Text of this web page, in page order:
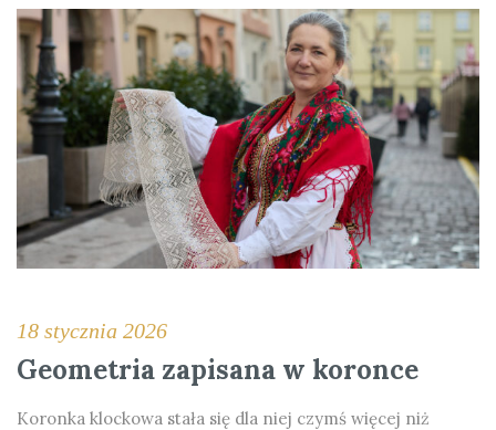
18 stycznia 2026
Geometria zapisana w koronce
Koronka klockowa stała się dla niej czymś więcej niż